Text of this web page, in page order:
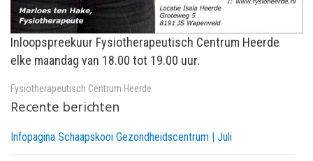
Inloopspreekuur Fysiotherapeutisch Centrum Heerde
elke maandag van 18.00 tot 19.00 uur.
Fysiotherapeutisch Centrum Heerde
Recente berichten
Infopagina Schaapskooi Gezondheidscentrum | Juli